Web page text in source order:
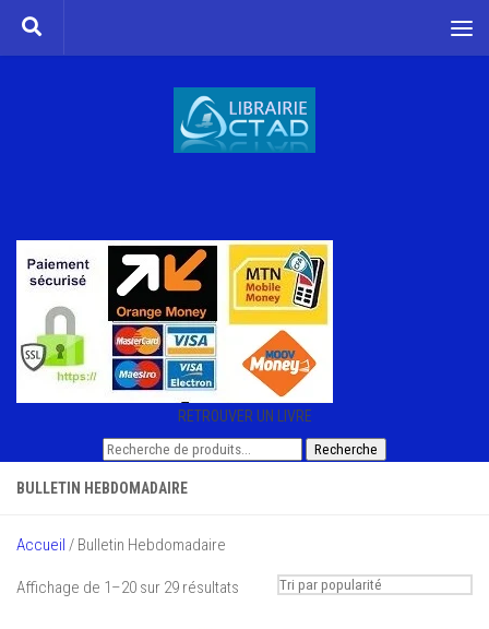
Skip to content
RETROUVER UN LIVRE
Recherche
Recherche
BULLETIN HEBDOMADAIRE
Accueil / Bulletin Hebdomadaire
Affichage de 1–20 sur 29 résultats